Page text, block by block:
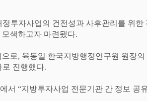
정투자사업의 건전성과 사후관리를 위한
색하고자 마련됐다.
로, 육동일 한국지방행정연구원 원장
로 진행했다.
서 “지방투자사업 전문기관 간 정보 공